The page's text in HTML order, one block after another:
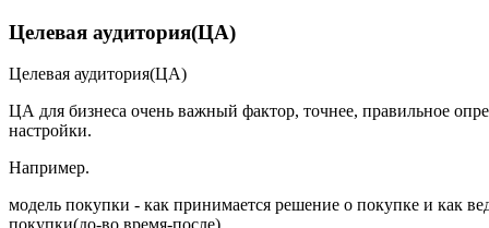
Целевая аудитория(ЦА)
Целевая аудитория(ЦА)
ЦА для бизнеса очень важный фактор, точнее, правильное
настройки.
Например.
модель покупки - как принимается решение о покупке и как